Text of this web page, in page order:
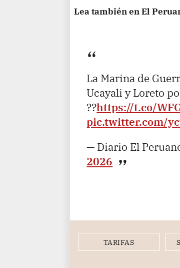
Lea también en El
La Marina de
Ucayali y Loreto
??https://t.co/
pic.twitter.com/
— Diario El
2026
TARIFAS